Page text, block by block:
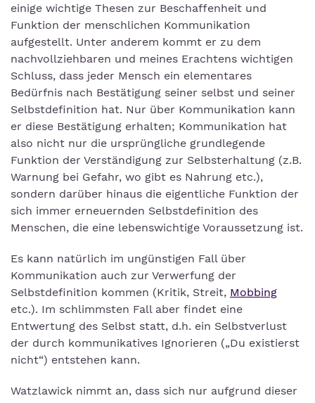
einige wichtige Thesen zur Beschaffenheit und
Funktion der menschlichen Kommunikation
aufgestellt. Unter anderem kommt er zu dem
nachvollziehbaren und meines Erachtens wichtigen
Schluss, dass jeder Mensch ein elementares
Bedürfnis nach Bestätigung seiner selbst und seiner
Selbstdefinition hat. Nur über Kommunikation kann
er diese Bestätigung erhalten; Kommunikation hat
also nicht nur die ursprüngliche grundlegende
Funktion der Verständigung zur Selbsterhaltung (z.B.
Warnung bei Gefahr, wo gibt es Nahrung etc.),
sondern darüber hinaus die eigentliche Funktion der
sich immer erneuernden Selbstdefinition des
Menschen, die eine lebenswichtige Voraussetzung ist.
Es kann natürlich im ungünstigen Fall über
Kommunikation auch zur Verwerfung der
Selbstdefinition kommen (Kritik, Streit, Mobbing
etc.). Im schlimmsten Fall aber findet eine
Entwertung des Selbst statt, d.h. ein Selbstverlust
der durch kommunikatives Ignorieren („Du existierst
nicht“) entstehen kann.
Watzlawick nimmt an, dass sich nur aufgrund dieser